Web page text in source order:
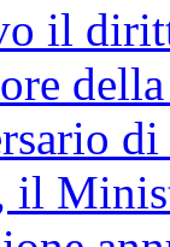
il
il